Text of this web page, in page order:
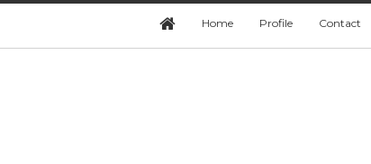
Home Profile Contact